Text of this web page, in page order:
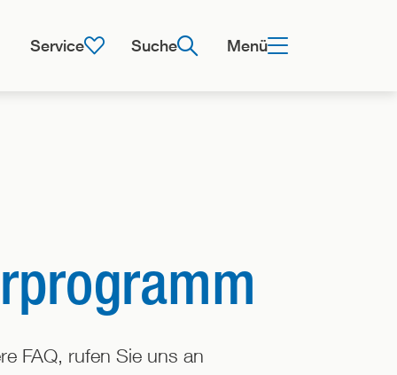
Menü
Suche
Service
FAQ, rufen Sie uns an